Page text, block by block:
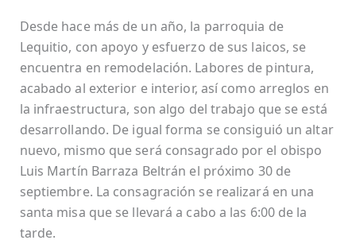
Desde hace más de un año, la parroquia de
Lequitio, con apoyo y esfuerzo de sus laicos, se
encuentra en remodelación. Labores de pintura,
acabado al exterior e interior, así como arreglos en
la infraestructura, son algo del trabajo que se está
desarrollando. De igual forma se consiguió un altar
nuevo, mismo que será consagrado por el obispo
Luis Martín Barraza Beltrán el próximo 30 de
septiembre. La consagración se realizará en una
santa misa que se llevará a cabo a las 6:00 de la
tarde.